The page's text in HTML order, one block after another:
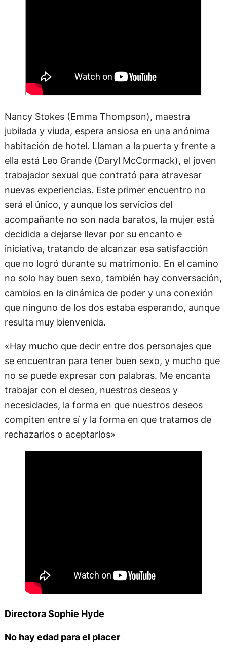
Nancy Stokes (Emma Thompson), maestra
jubilada y viuda, espera ansiosa en una anónima
habitación de hotel. Llaman a la puerta y frente a
ella está Leo Grande (Daryl McCormack), el joven
trabajador sexual que contrató para atravesar
nuevas experiencias. Este primer encuentro no
será el único, y aunque los servicios del
acompañante no son nada baratos, la mujer está
decidida a dejarse llevar por su encanto e
iniciativa, tratando de alcanzar esa satisfacción
que no logró durante su matrimonio. En el camino
no solo hay buen sexo, también hay conversación,
cambios en la dinámica de poder y una conexión
que ninguno de los dos estaba esperando, aunque
resulta muy bienvenida.
«Hay mucho que decir entre dos personajes que
se encuentran para tener buen sexo, y mucho que
no se puede expresar con palabras. Me encanta
trabajar con el deseo, nuestros deseos y
necesidades, la forma en que nuestros deseos
compiten entre sí y la forma en que tratamos de
rechazarlos o aceptarlos»
Directora Sophie Hyde
No hay edad para el placer